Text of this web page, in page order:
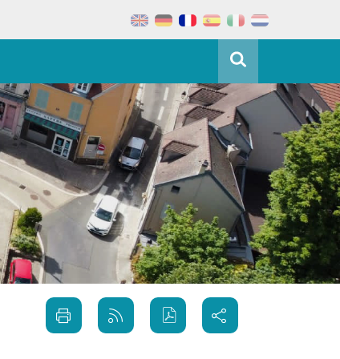
Imprimer
cette
page
Générer
le flux
RSS
Partager
sur les
réseaux
sociaux